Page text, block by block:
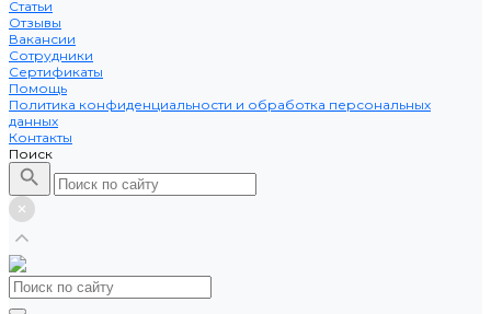
Статьи
Отзывы
Вакансии
Сотрудники
Сертификаты
Помощь
Политика конфиденциальности и обработка персональных
данных
Контакты
Поиск